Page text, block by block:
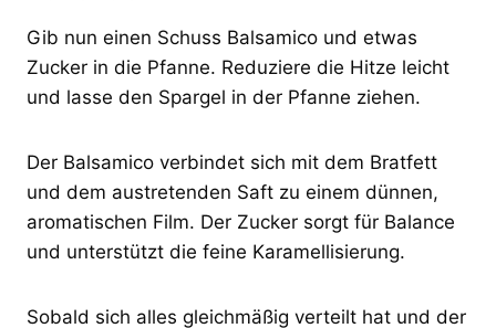
Gib nun einen Schuss Balsamico und etwas
Zucker in die Pfanne. Reduziere die Hitze leicht
und lasse den Spargel in der Pfanne ziehen.
Der Balsamico verbindet sich mit dem Bratfett
und dem austretenden Saft zu einem dünnen,
aromatischen Film. Der Zucker sorgt für Balance
und unterstützt die feine Karamellisierung.
Sobald sich alles gleichmäßig verteilt hat und der